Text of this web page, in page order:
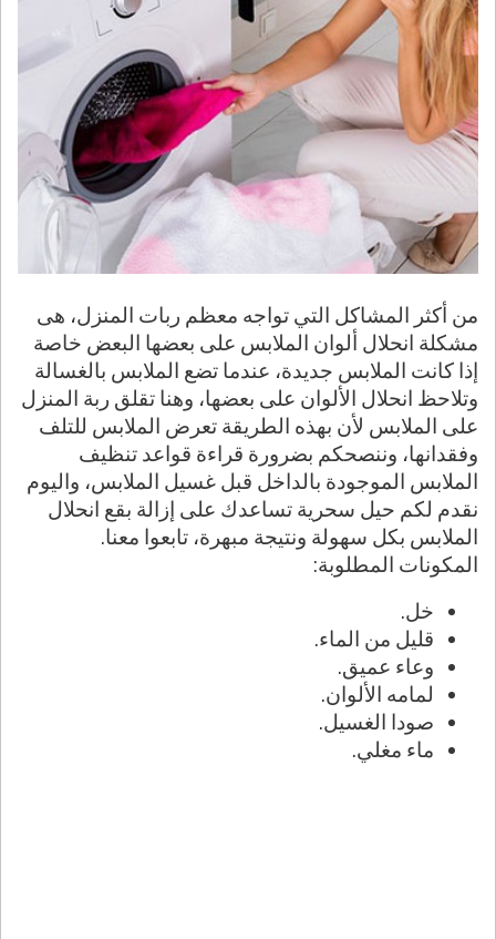
من أكثر المشاكل التي تواجه معظم ربات المنزل، هى
مشكلة انحلال ألوان الملابس على بعضها البعض خاصة
إذا كانت الملابس جديدة، عندما تضع الملابس بالغسالة
وتلاحظ انحلال الألوان على بعضها، وهنا تقلق ربة المنزل
على الملابس لأن بهذه الطريقة تعرض الملابس للتلف
وفقدانها، وننصحكم بضرورة قراءة قواعد تنظيف
الملابس الموجودة بالداخل قبل غسيل الملابس، واليوم
نقدم لكم حيل سحرية تساعدك على إزالة بقع انحلال
الملابس بكل سهولة ونتيجة مبهرة، تابعوا معنا.
المكونات المطلوبة:
خل.
قليل من الماء.
وعاء عميق.
لمامه الألوان.
صودا الغسيل.
ماء مغلي.